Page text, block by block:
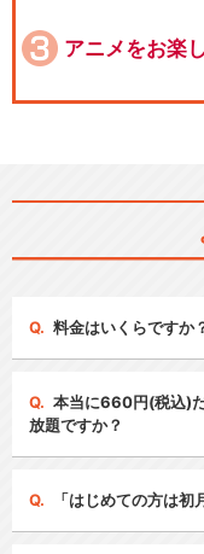
アニメをお楽
料金はいくらですか
本当に660円(税込)
放題ですか？
「はじめての方は初